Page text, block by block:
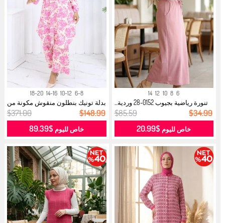
6
8
10
12
14
تنورة رياضية بجيوب 0152-28 وردية...
$85.59 $34.99
خاص لليوم $20.99
6-8
10-12
14-16
18-20
بدلة تونيك بنطلون منقوش مكونة من
قط...
$371.00 $148.99
خاص لليوم $89.39